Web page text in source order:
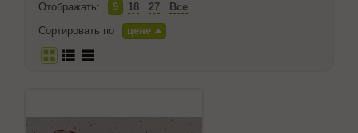
Отображать: 9 18 27
Все
Сортировать по
цене